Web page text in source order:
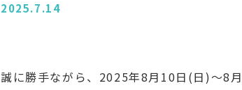
2025.7.14
誠に勝手ながら、2025年8月10日(日)〜8